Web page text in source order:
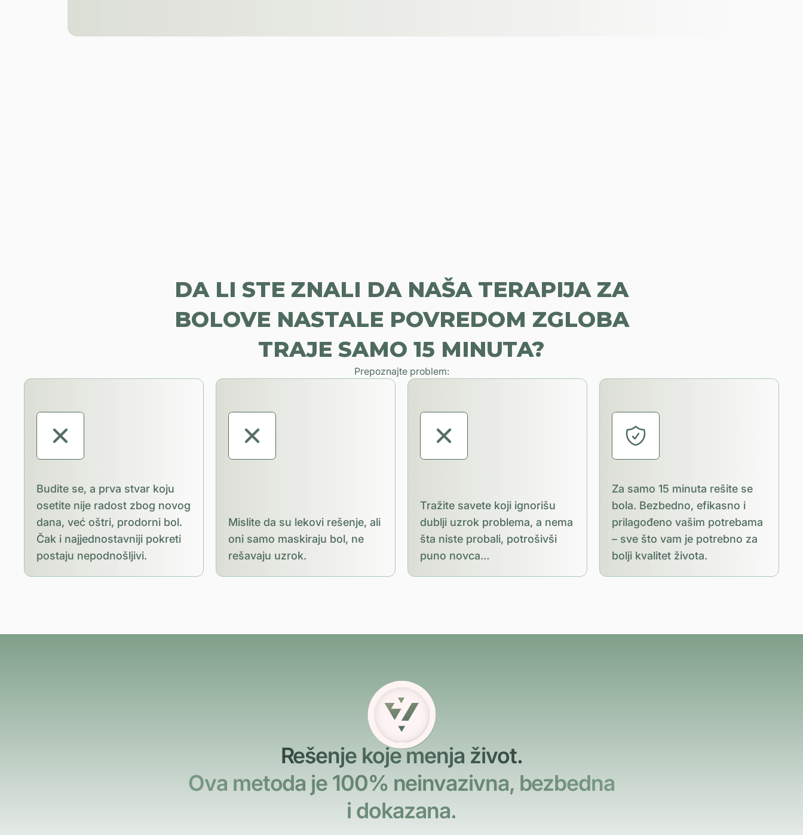
DA LI STE ZNALI DA NAŠA TERAPIJA ZA
BOLOVE NASTALE POVREDOM ZGLOBA
TRAJE SAMO 15 MINUTA?
Prepoznajte problem:
Budite se, a prva stvar koju
osetite nije radost zbog novog
dana, već oštri, prodorni bol.
Čak i najjednostavniji pokreti
postaju nepodnošljivi.
Mislite da su lekovi rešenje, ali
oni samo maskiraju bol, ne
rešavaju uzrok.
Tražite savete koji ignorišu
dublji uzrok problema, a nema
šta niste probali, potrošivši
puno novca…
Za samo 15 minuta rešite se
bola. Bezbedno, efikasno i
prilagođeno vašim potrebama
– sve što vam je potrebno za
bolji kvalitet života.
Rešenje koje menja život.
Ova metoda je 100% neinvazivna, bezbedna
i dokazana.